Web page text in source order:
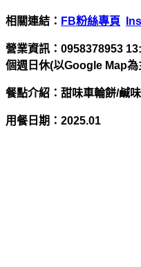
相關連結： FB粉絲專頁
營業資訊： 0958378953
個週日休(以Google Map為
餐點介紹：甜味車輪餅/鹹
用餐日期： 2025.01